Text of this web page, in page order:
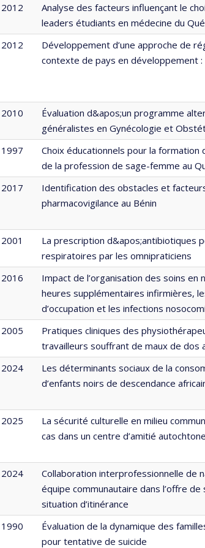
2012
Analyse des facteurs influençant le
leaders étudiants en médecine du
2012
Développement d’une approche de
contexte de pays en développement :
2010
Évaluation d&apos;un programme
généralistes en Gynécologie et
1997
Choix éducationnels pour la
de la profession de sage-femme au
2017
Identification des obstacles et
pharmacovigilance au Bénin
2001
La prescription d&apos;antibiotiques
respiratoires par les omnipraticiens
2016
Impact de l’organisation des soins en
heures supplémentaires infirmières,
d’occupation et les infections
2005
Pratiques cliniques des
travailleurs souffrant de maux de dos
2024
Les déterminants sociaux de la
d’enfants noirs de descendance
2025
La sécurité culturelle en milieu
cas dans un centre d’amitié
2024
Collaboration interprofessionnelle de
équipe communautaire dans l’offre
situation d’itinérance
1990
Évaluation de la dynamique des
pour tentative de suicide